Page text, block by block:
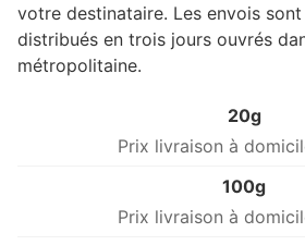
votre destinataire. Les envois
distribués en trois jours ouvrés
métropolitaine.
20g
100g